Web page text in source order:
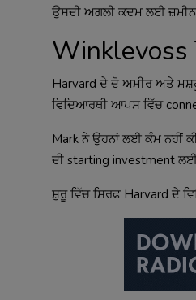
ਉਸਦੀ ਅਗਲੀ ਕਦਮ ਲਈ ਜ਼ਮੀਨ
Harvard ਦੇ ਦੋ ਅਮੀਰ ਅਤੇ
ਵਿਦਿਆਰਥੀ ਆਪਸ ਵਿੱਚ
Mark ਨੇ ਉਹਨਾਂ ਲਈ ਕੰਮ ਨਹੀਂ
ਦੀ starting investment
ਸ਼ੁਰੂ ਵਿੱਚ ਸਿਰਫ਼ Harvard ਦੇ